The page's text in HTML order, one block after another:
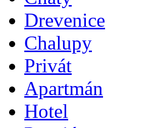
Drevenice
Chalupy
Privát
Apartmán
Hotel